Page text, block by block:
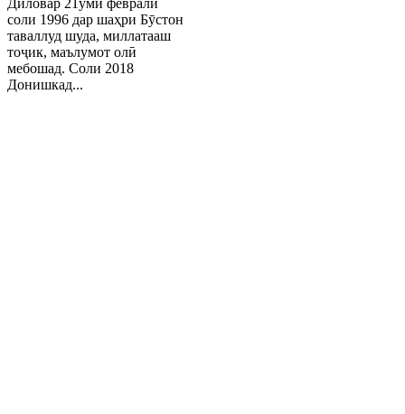
соли 1996 дар шаҳри Бӯстон
таваллуд шуда, миллатааш
тоҷик, маълумот олӣ
мебошад. Соли 2018
Донишкад...